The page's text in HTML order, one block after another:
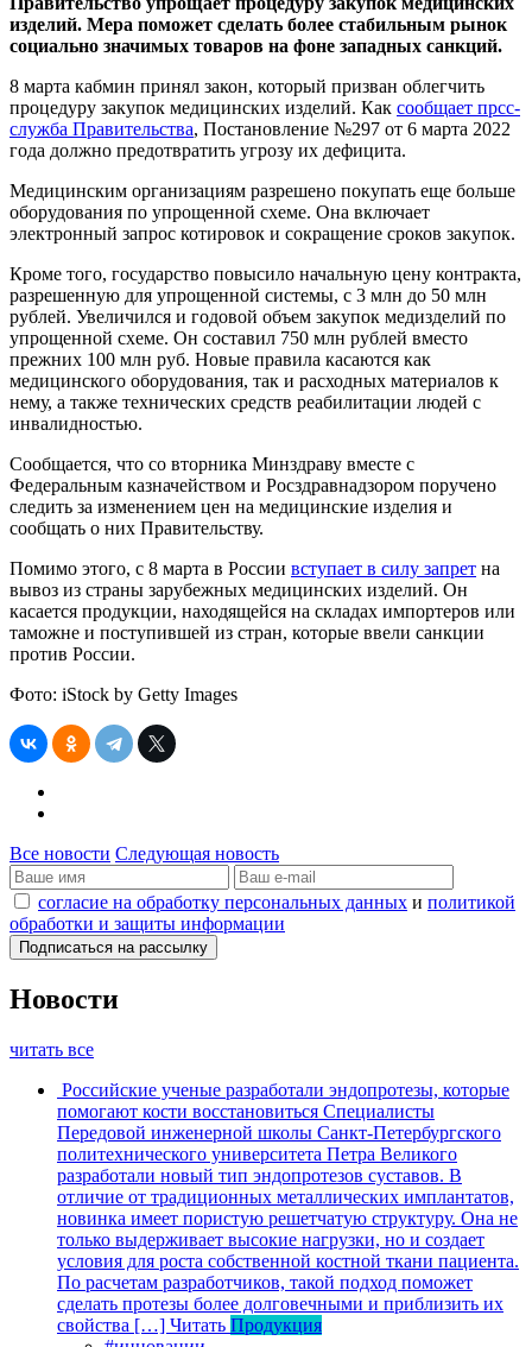
изделий. Мера поможет сделать более стабильным рынок
социально значимых товаров на фоне западных санкций.
8 марта кабмин принял закон, который призван облегчить
процедуру закупок медицинских изделий. Как сообщает прсс-
служба Правительства, Постановление №297 от 6 марта 2022
года должно предотвратить угрозу их дефицита.
Медицинским организациям разрешено покупать еще больше
оборудования по упрощенной схеме. Она включает
электронный запрос котировок и сокращение сроков закупок.
Кроме того, государство повысило начальную цену контракта,
разрешенную для упрощенной системы, с 3 млн до 50 млн
рублей. Увеличился и годовой объем закупок медизделий по
упрощенной схеме. Он составил 750 млн рублей вместо
прежних 100 млн руб. Новые правила касаются как
медицинского оборудования, так и расходных материалов к
нему, а также технических средств реабилитации людей с
инвалидностью.
Сообщается, что со вторника Минздраву вместе с
Федеральным казначейством и Росздравнадзором поручено
следить за изменением цен на медицинские изделия и
сообщать о них Правительству.
Помимо этого, с 8 марта в России вступает в силу запрет на
вывоз из страны зарубежных медицинских изделий. Он
касается продукции, находящейся на складах импортеров или
таможне и поступившей из стран, которые ввели санкции
против России.
Фото: iStock by Getty Images
Все новости Следующая новость
согласие на обработку персональных данных и политикой
обработки и защиты информации
Новости
читать все
Российские ученые разработали эндопротезы, которые
помогают кости восстановиться Специалисты
Передовой инженерной школы Санкт-Петербургского
политехнического университета Петра Великого
разработали новый тип эндопротезов суставов. В
отличие от традиционных металлических имплантатов,
новинка имеет пористую решетчатую структуру. Она не
только выдерживает высокие нагрузки, но и создает
условия для роста собственной костной ткани пациента.
По расчетам разработчиков, такой подход поможет
сделать протезы более долговечными и приблизить их
свойства […] Читать Продукция